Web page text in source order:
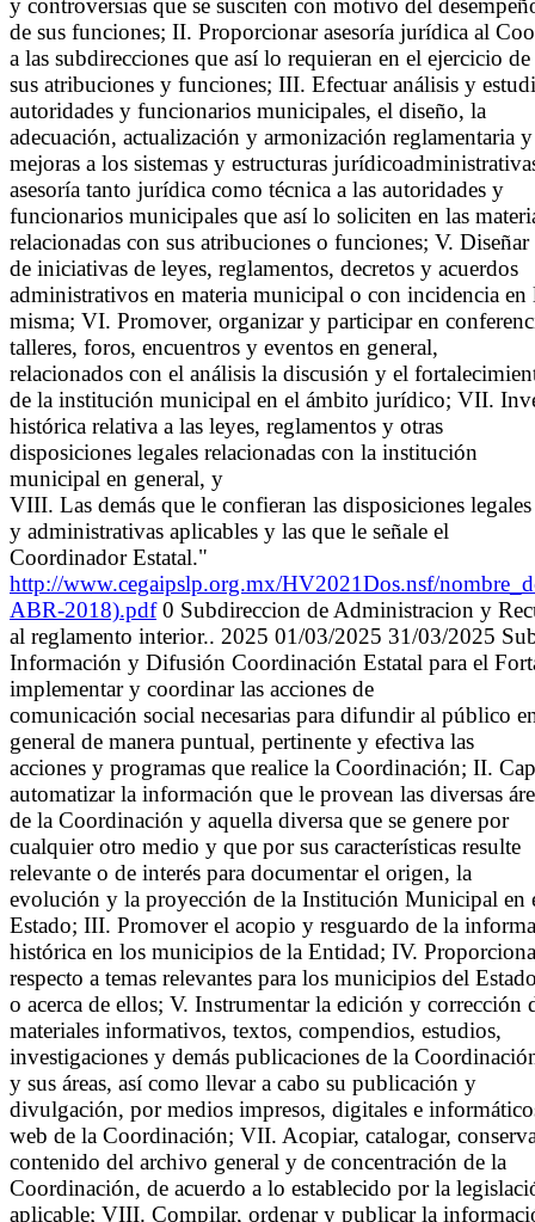
y controversias que se susciten con motivo del
de sus funciones; II. Proporcionar asesoría jurídica al
a las subdirecciones que así lo requieran en el ejercicio de
sus atribuciones y funciones; III. Efectuar análisis y
autoridades y funcionarios municipales, el diseño, la
adecuación, actualización y armonización reglamentaria y
mejoras a los sistemas y estructuras
asesoría tanto jurídica como técnica a las autoridades y
funcionarios municipales que así lo soliciten en las
relacionadas con sus atribuciones o funciones; V.
de iniciativas de leyes, reglamentos, decretos y acuerdos
administrativos en materia municipal o con incidencia en
misma; VI. Promover, organizar y participar en
talleres, foros, encuentros y eventos en general,
relacionados con el análisis la discusión y el
de la institución municipal en el ámbito jurídico; VII.
histórica relativa a las leyes, reglamentos y otras
disposiciones legales relacionadas con la institución
municipal en general, y
VIII. Las demás que le confieran las disposiciones legales
y administrativas aplicables y las que le señale el
Coordinador Estatal."
http://www.cegaipslp.org.mx/HV2021Dos.nsf/
ABR-2018).pdf0 Subdireccion de Administracion y
al reglamento interior.. 2025 01/03/2025 31/03/2025
Información y Difusión Coordinación Estatal para el
implementar y coordinar las acciones de
comunicación social necesarias para difundir al público
general de manera puntual, pertinente y efectiva las
acciones y programas que realice la Coordinación; II.
automatizar la información que le provean las diversas
de la Coordinación y aquella diversa que se genere por
cualquier otro medio y que por sus características resulte
relevante o de interés para documentar el origen, la
evolución y la proyección de la Institución Municipal en
Estado; III. Promover el acopio y resguardo de la
histórica en los municipios de la Entidad; IV.
respecto a temas relevantes para los municipios del
o acerca de ellos; V. Instrumentar la edición y corrección
materiales informativos, textos, compendios, estudios,
investigaciones y demás publicaciones de la
y sus áreas, así como llevar a cabo su publicación y
divulgación, por medios impresos, digitales e
web de la Coordinación; VII. Acopiar, catalogar,
contenido del archivo general y de concentración de la
Coordinación, de acuerdo a lo establecido por la
aplicable; VIII. Compilar, ordenar y publicar la